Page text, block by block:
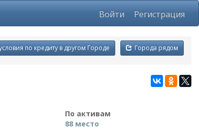
Войти Регистрация
Города рядом
по кредиту в другом Городе
По активам
88 место